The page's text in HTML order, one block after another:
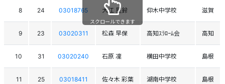
8 24 03018765 大江 星鈴 仰木中学校 滋賀
9 23 03020311 松森 早保 高知ｽﾗﾛｰﾑ会 高知
10 31 03020240 石原 凜 横田中学校 島根
11 25 03018411 佐々木 彩葉 湖南中学校 島根
スクロールできます